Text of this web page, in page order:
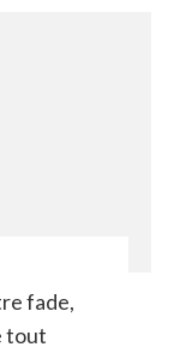
fade,
tout